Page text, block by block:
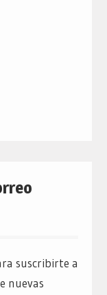
suscribirte a
nuevas